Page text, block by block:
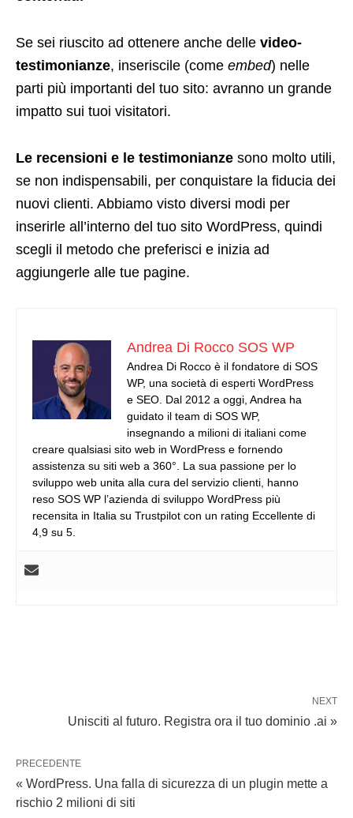
Se sei riuscito ad ottenere anche delle video-
testimonianze, inseriscile (come embed) nelle
parti più importanti del tuo sito: avranno un grande
impatto sui tuoi visitatori.
Le recensioni e le testimonianze sono molto utili,
se non indispensabili, per conquistare la fiducia dei
nuovi clienti. Abbiamo visto diversi modi per
inserirle all’interno del tuo sito WordPress, quindi
scegli il metodo che preferisci e inizia ad
aggiungerle alle tue pagine.
Andrea Di Rocco SOS WP
Andrea Di Rocco è il fondatore di SOS
WP, una società di esperti WordPress
e SEO. Dal 2012 a oggi, Andrea ha
guidato il team di SOS WP,
insegnando a milioni di italiani come
creare qualsiasi sito web in WordPress e fornendo
assistenza su siti web a 360°. La sua passione per lo
sviluppo web unita alla cura del servizio clienti, hanno
reso SOS WP l’azienda di sviluppo WordPress più
recensita in Italia su Trustpilot con un rating Eccellente di
4,9 su 5.
NEXT
Unisciti al futuro. Registra ora il tuo dominio .ai »
PRECEDENTE
« WordPress. Una falla di sicurezza di un plugin mette a
rischio 2 milioni di siti